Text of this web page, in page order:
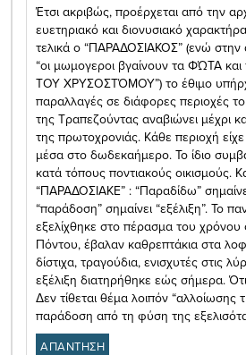
Έτσι ακριβώς, προέρχεται από την
ευετηριακό και διονυσιακό
τελικά ο “ΠΑΡΑΔΟΣΙΑΚΟΣ” (ενώ στην
“οι μωμογεροι βγαίνουν τα ΦΏΤΑ
ΤΟΥ ΧΡΥΣΟΣΤΌΜΟΥ”) το έθιμο
παραλλαγές σε διάφορες περιοχές
της Τραπεζούντας αναβιώνει μέχρι
της πρωτοχρονιάς. Κάθε περιοχή
μέσα στο δωδεκαήμερο. Το ίδιο
κατά τόπους ποντιακούς οικισμούς.
“ΠΑΡΑΔΟΣΙΑΚΕ” : “Παραδίδω”
“παράδοση” σημαίνει “εξέλιξη”. Το
εξελίχθηκε στο πέρασμα του χρόνου
Πόντου, έβαλαν καθρεπτάκια στα
δίστιχα, τραγούδια, ενισχυτές στις
εξέλιξη διατηρήθηκε εώς σήμερα. Ότι
Δεν τίθεται θέμα λοιπόν
παράδοση από τη φύση της
ΑΠΑΝΤΗΣΗ